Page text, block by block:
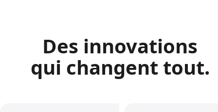
Des innovations
qui changent tout.